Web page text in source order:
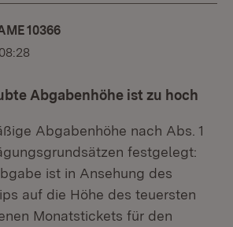
10366
08:28
Abgabenhöhe ist zu hoch
Abgabenhöhe nach Abs. 1
festgelegt:
ist in Ansehung des
auf die Höhe des teuersten
Monatstickets für den